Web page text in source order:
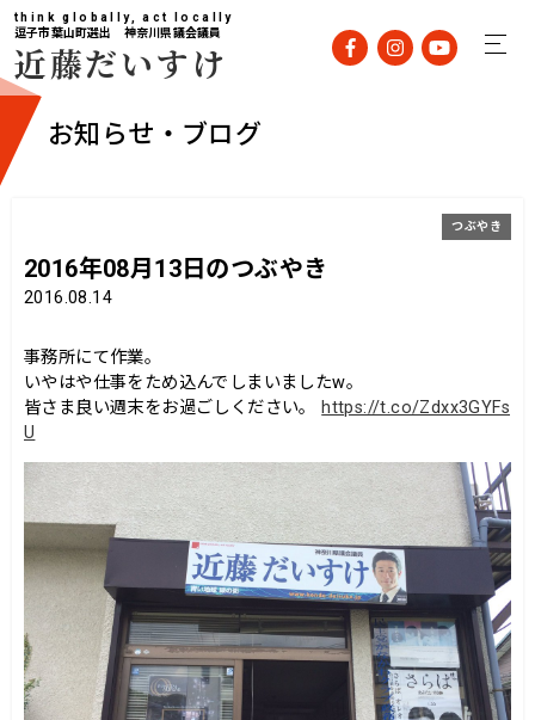
think globally, act locally
逗子市葉山町選出 神奈川県議会議員
近藤だいすけ
お知らせ・ブログ
2016年08月13日のつぶやき
2016.08.14
つぶやき
事務所にて作業。
いやはや仕事をため込んでしまいましたw。
皆さま良い週末をお過ごしください。
https://t.co/Zdxx3GYFs
U